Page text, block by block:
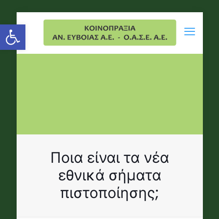
Open toolbar
Ποια είναι τα νέα
εθνικά σήματα
πιστοποίησης;